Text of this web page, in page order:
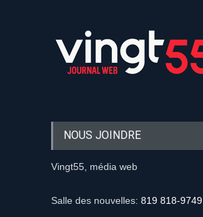
NOUS JOINDRE
Vingt55, média web
Salle des nouvelles: 819 818-9749